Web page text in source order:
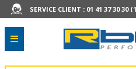
SERVICE CLIENT : 01 41 37 30 30